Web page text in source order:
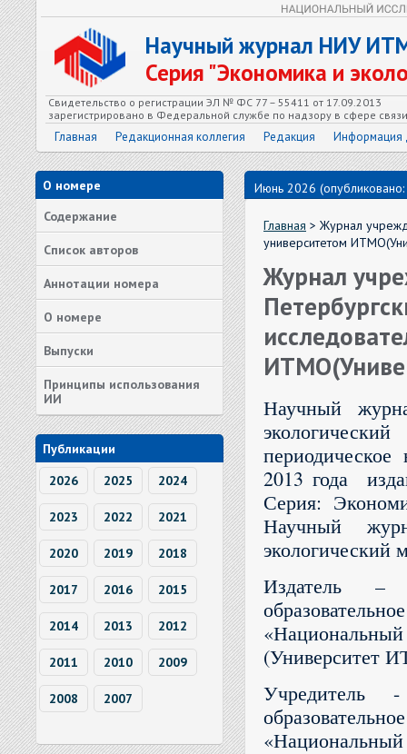
Научный журнал НИУ
Серия "Экономика и
Свидетельство о регистрации ЭЛ № ФС 77 – 55411 от 17.09.2013
зарегистрировано в Федеральной службе по надзору в сфере
Главная Редакционная коллегия Редакция Информация
О номере
Содержание
Список авторов
Аннотации номера
О номере
Выпуски
Принципы использования
ИИ
Публикации
2026
2025 2024
2023 2022 2021
2020 2019 2018
2017 2016 2015
2014 2013 2012
2011 2010 2009
2008 2007
Июнь 2026
Главная > Журнал
университетом
Журнал
Научный
2013 года
Серия:
Научный
экологический
Издатель –
(Университет
Учредитель -